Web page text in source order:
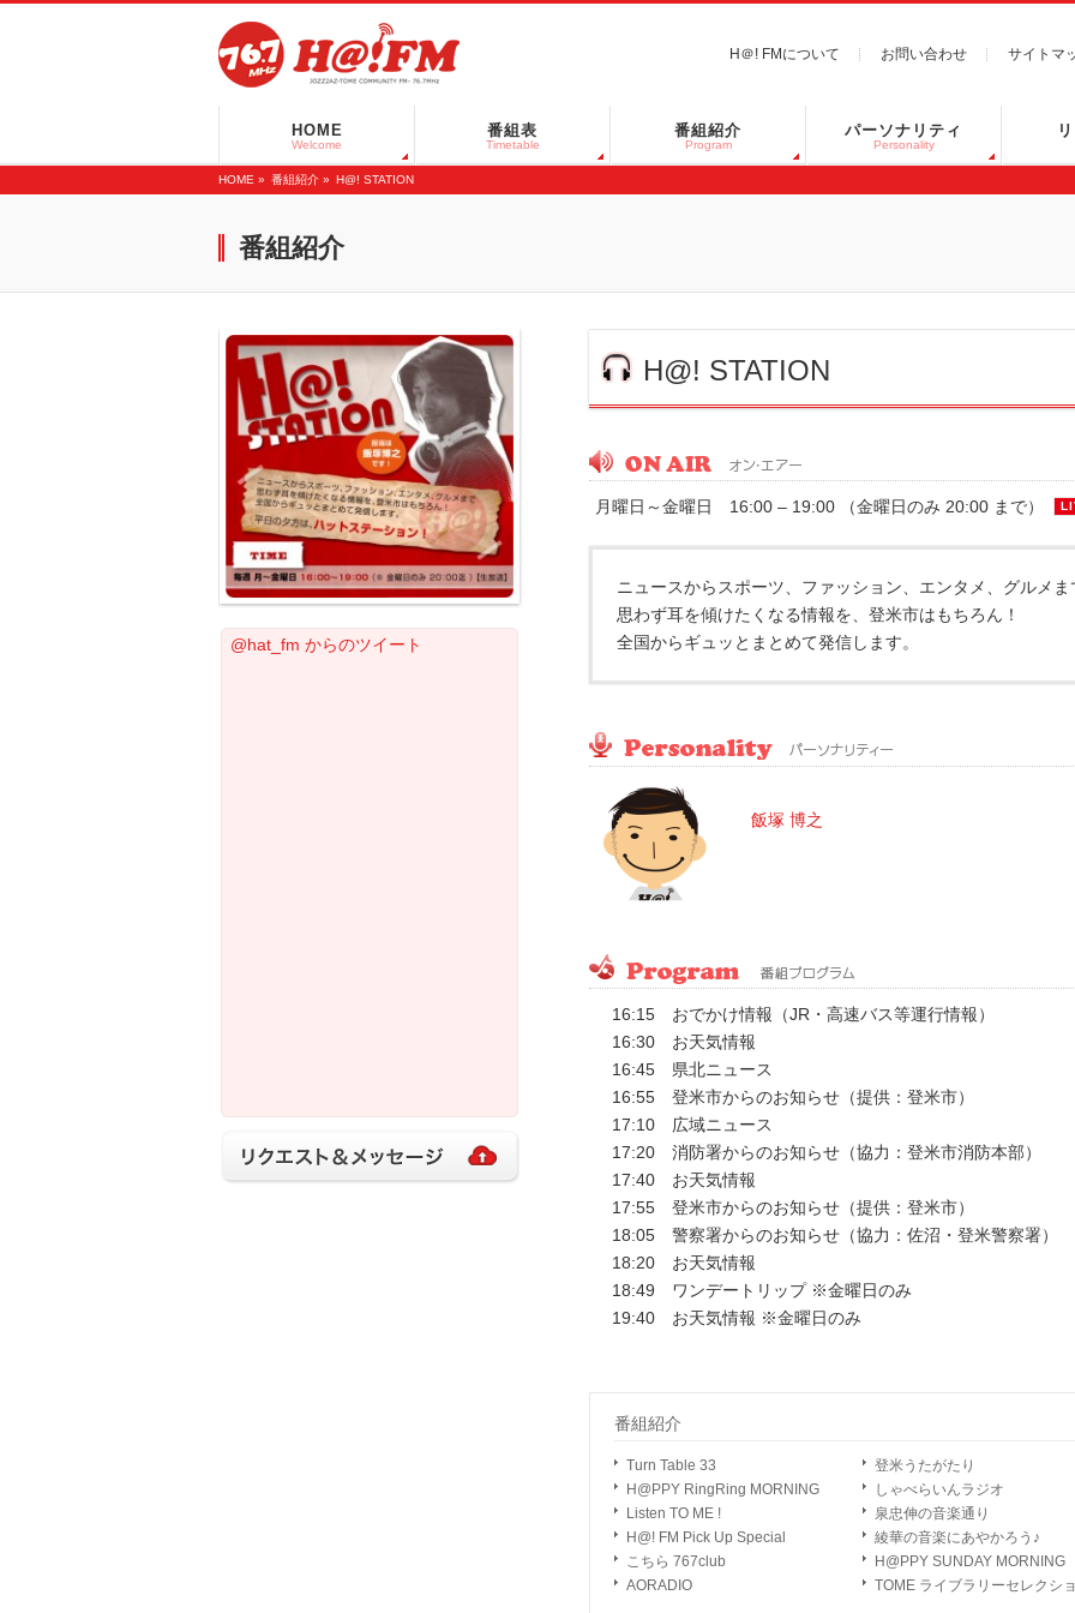
H＠! FMについて お問い合わせ サイトマ
HOME
Welcome
番組表
Timetable
番組紹介
Program
パーソナリティ
Personality
HOME » 番組紹介 » H@! STATION
番組紹介
@hat_fm からのツイート
H@! STATION
月曜日～金曜日 16:00 – 19:00 （金曜日のみ 20:00 まで）
ニュースからスポーツ、ファッション、エンタメ、グルメま
思わず耳を傾けたくなる情報を、登米市はもちろん！
全国からギュッとまとめて発信します。
飯塚 博之
16:15 おでかけ情報（JR・高速バス等運行情報）
16:30 お天気情報
16:45 県北ニュース
16:55 登米市からのお知らせ（提供：登米市）
17:10 広域ニュース
17:20 消防署からのお知らせ（協力：登米市消防本部）
17:40 お天気情報
17:55 登米市からのお知らせ（提供：登米市）
18:05 警察署からのお知らせ（協力：佐沼・登米警察署）
18:20 お天気情報
18:49 ワンデートリップ ※金曜日のみ
19:40 お天気情報 ※金曜日のみ
番組紹介
Turn Table 33
登米うたがたり
H@PPY RingRing MORNING
しゃべらいんラジオ
Listen TO ME !
泉忠伸の音楽通り
H@! FM Pick Up Special
綾華の音楽にあやかろう♪
こちら 767club
H@PPY SUNDAY MORNING
AORADIO
TOME ライブラリーセレクシ